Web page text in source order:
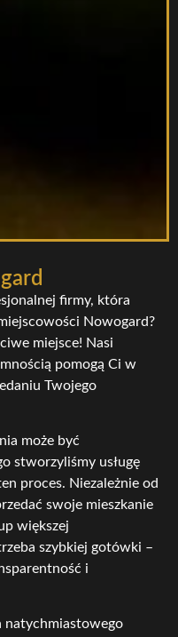
firmy, która
Nowogard?
miejsce! Nasi
pomogą Ci w
Twojego
może być
stworzyliśmy usługę
proces. Niezależnie od
swoje mieszkanie
większej
szybkiej gotówki –
i
natychmiastowego